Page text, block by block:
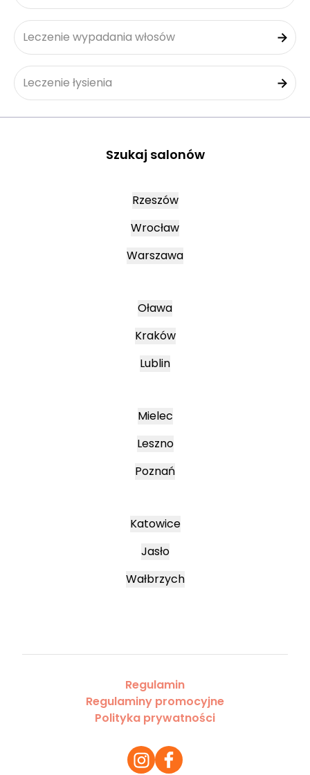
Leczenie wypadania włosów
Leczenie łysienia
Szukaj salonów
Rzeszów
Wrocław
Warszawa
Oława
Kraków
Lublin
Mielec
Leszno
Poznań
Katowice
Jasło
Wałbrzych
Regulamin
Regulaminy promocyjne
Polityka prywatności